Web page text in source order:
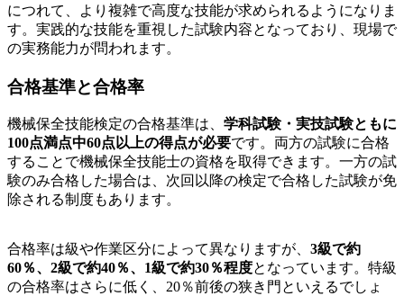
につれて、より複雑で高度な技能が求められるようになりま
す。実践的な技能を重視した試験内容となっており、現場で
の実務能力が問われます。
合格基準と合格率
機械保全技能検定の合格基準は、 学科試験・実技試験ともに
100点満点中60点以上の得点が必要です。両方の試験に合格
することで機械保全技能士の資格を取得できます。一方の試
験のみ合格した場合は、次回以降の検定で合格した試験が免
除される制度もあります。
合格率は級や作業区分によって異なりますが、 3級で約
60％、2級で約40％、1級で約30％程度となっています。特級
の合格率はさらに低く、20％前後の狭き門といえるでしょ